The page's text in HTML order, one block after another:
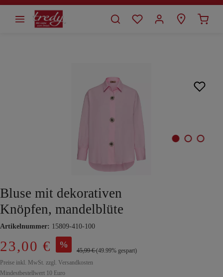
springen
Bluse mit dekorativen
Knöpfen, mandelblüte
Artikelnummer: 15809-410-100
23,00 € %
45,99 €(49.99% gespart)
Preise inkl. MwSt. zzgl. Versandkosten
Mindestbestellwert 10 Euro